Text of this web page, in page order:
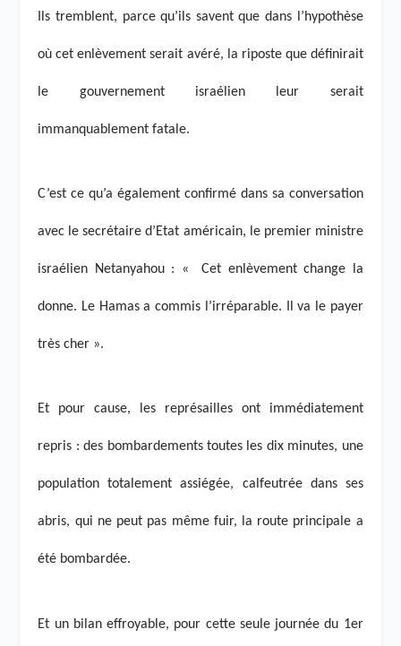
Ils tremblent, parce qu’ils savent que dans l’hypothèse
où cet enlèvement serait avéré, la riposte que définirait
le gouvernement israélien leur serait
immanquablement fatale.
C’est ce qu’a également confirmé dans sa conversation
avec le secrétaire d’Etat américain, le premier ministre
israélien Netanyahou : « Cet enlèvement change la
donne. Le Hamas a commis l’irréparable. Il va le payer
très cher ».
Et pour cause, les représailles ont immédiatement
repris : des bombardements toutes les dix minutes, une
population totalement assiégée, calfeutrée dans ses
abris, qui ne peut pas même fuir, la route principale a
été bombardée.
Et un bilan effroyable, pour cette seule journée du 1er